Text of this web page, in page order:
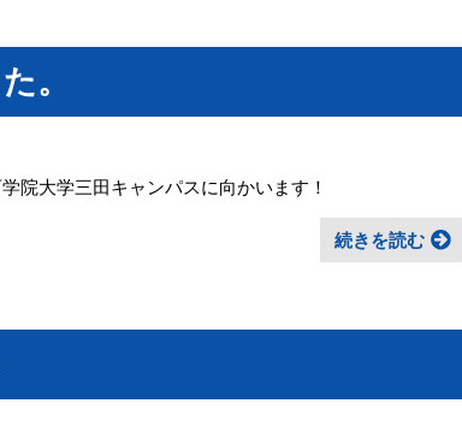
。
院大学三田キャンパスに向かいます！
続きを読む